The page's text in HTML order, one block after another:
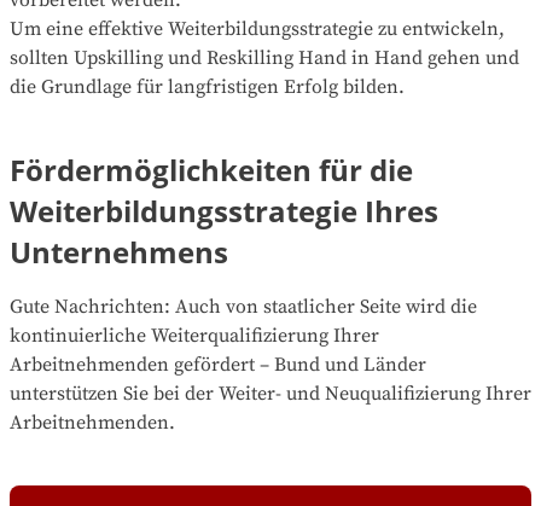
Um eine effektive Weiterbildungsstrategie zu entwickeln,
sollten Upskilling und Reskilling Hand in Hand gehen und
die Grundlage für langfristigen Erfolg bilden.
Fördermöglichkeiten für die
Weiterbildungsstrategie Ihres
Unternehmens
Gute Nachrichten: Auch von staatlicher Seite wird die
kontinuierliche Weiterqualifizierung Ihrer
Arbeitnehmenden gefördert – Bund und Länder
unterstützen Sie bei der Weiter- und Neuqualifizierung Ihrer
Arbeitnehmenden.